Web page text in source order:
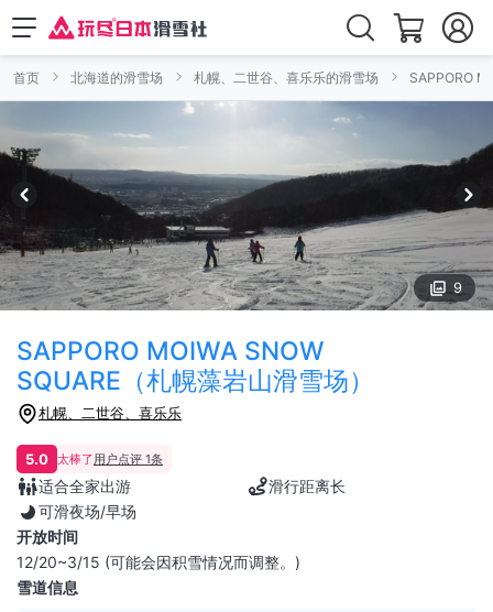
首页 北海道的滑雪场 札幌、二世谷、喜乐乐的滑雪场 SAPPORO
9
SAPPORO MOIWA SNOW
SQUARE（札幌藻岩山滑雪场）
札幌、二世谷、喜乐乐
5.0 太棒了用户点评 1条
适合全家出游
滑行距离长
可滑夜场/早场
开放时间
12/20~3/15 (可能会因积雪情况而调整。)
雪道信息